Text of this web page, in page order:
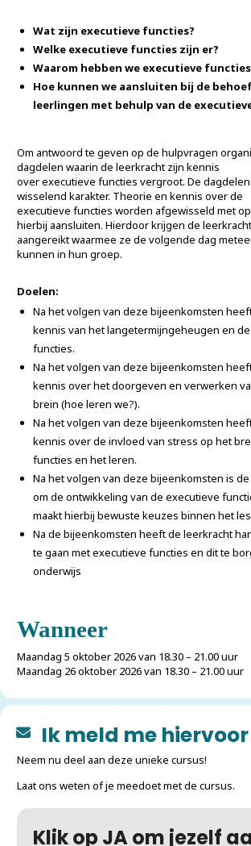
Wat zijn executieve functies?
Welke executieve functies zijn er?
Waarom hebben we executieve
Hoe kunnen we aansluiten bij de
leerlingen met behulp van de
Om antwoord te geven op de hulpvragen
dagdelen waarin de leerkracht zijn kennis
overexecutieve functies vergroot. De
wisselend karakter. Theorie en kennis over de
executieve functies worden afgewisseld met
hierbij aansluiten. Hierdoor krijgen de
aangereikt waarmee ze de volgende dag
kunnen in hun groep.
Doelen:
Na het volgen van deze bijeenkomsten
kennis van het langetermijngeheugen en de
functies.
Na het volgen van deze bijeenkomsten
kennis over het doorgeven en verwerken
brein (hoe leren we?).
Na het volgen van deze bijeenkomsten
kennis over de invloed van stress op het
functies en het leren.
Na het volgen van deze bijeenkomsten is
om de ontwikkeling van de executieve
maakt hierbij bewuste keuzes binnen het
Na de bijeenkomsten heeft de leerkracht
te gaan metexecutieve functies en dit te
onderwijs
Wanneer
Maandag 5 oktober 2026 van 18.30 – 21.00 uur
Maandag 26 oktober 2026 van 18.30 – 21.00 uur
Ik meld me
Neem nu deel aan deze unieke cursus!
Laat ons weten of je meedoet met de cursus.
Klik op JA om jezelf